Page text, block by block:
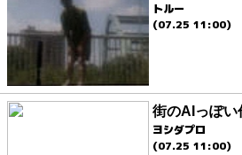
トルー
(07.25 11:00)
街のAIっぽい
ヨシダプロ
(07.25 11:00)